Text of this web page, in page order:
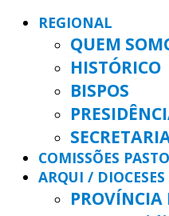
REGIONAL
QUEM
HISTÓRICO
BISPOS
COMISSÕES
ARQUI / DIOCESES
PROVÍNCIA